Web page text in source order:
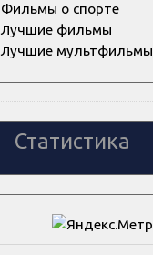
Фильмы о спорте
Лучшие фильмы
Лучшие мультфильмы
Статистика